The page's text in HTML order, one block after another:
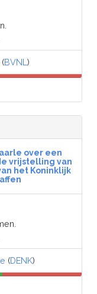
(BVNL)
over een
vrijstelling van
het Koninklijk
(DENK)